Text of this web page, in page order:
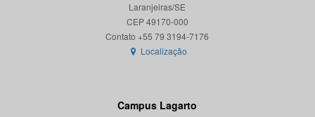
Laranjeiras/SE
CEP 49170-000
Localização
Campus Lagarto